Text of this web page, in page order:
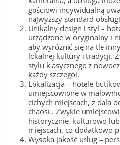
gościowi indywidualną
najwyższy standard
Unikalny design i styl –
urządzone w oryginalny i
aby wyróżnić się na tle
lokalnej kultury i tradycji.
stylu klasycznego z
każdy szczegół.
Lokalizacja – hotele
umiejscowione w
cichych miejscach, z dala
chaosu. Zwykle
historycznie, kulturowo
miejscach, co dodatkowo
Wysoka jakość usług –